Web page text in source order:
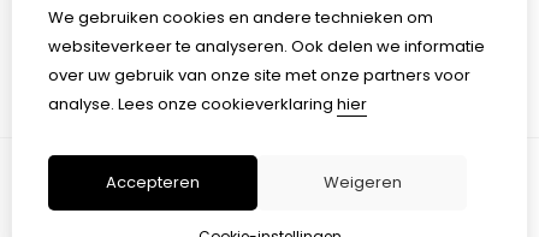
Mijn account
Inloggen
Bestelhistorie
Verlanglijst
© Copyright 2026 |TSB
We gebruiken cookies en andere technieken om
websiteverkeer te analyseren. Ook delen we informatie
over uw gebruik van onze site met onze partners voor
analyse. Lees onze cookieverklaring hier
Accepteren Weigeren